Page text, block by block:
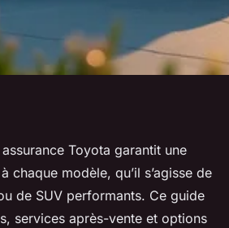
: guide pour
Toyota garantit une
chaque modèle, qu’il s’agisse de
de SUV performants. Ce guide
services après-vente et options